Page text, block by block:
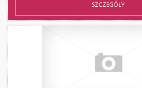
SZCZEGÓŁY